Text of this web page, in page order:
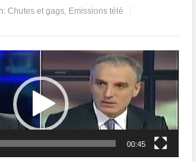
Chutes et gags, Emissions télé
00:45